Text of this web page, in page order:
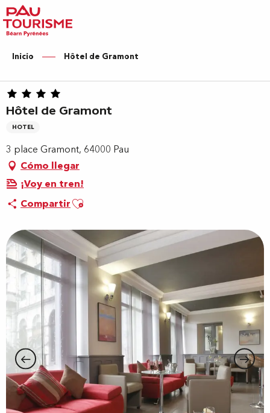
Aller
au
contenu
principal
Inicio Hôtel de Gramont
Hôtel de Gramont
HOTEL
3 place Gramont, 64000 Pau
Cómo llegar
¡Voy en tren!
CompartirAjouter aux favoris